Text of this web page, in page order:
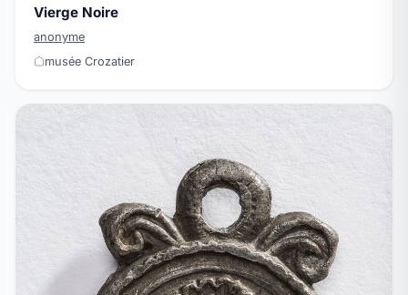
Vierge Noire
anonyme
musée Crozatier